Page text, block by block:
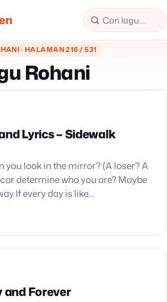
· HALAMAN 216 / 531
Rohani
Lyrics – Sidewalk
you look in the mirror? (A loser? A
determine who you are? Maybe
If every day is like…
and Forever